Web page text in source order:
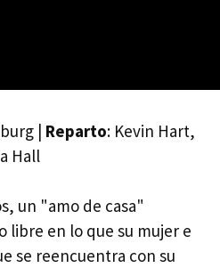
| Reparto: Kevin Hart,
Hall
un "amo de casa"
libre en lo que su mujer e
se reencuentra con su